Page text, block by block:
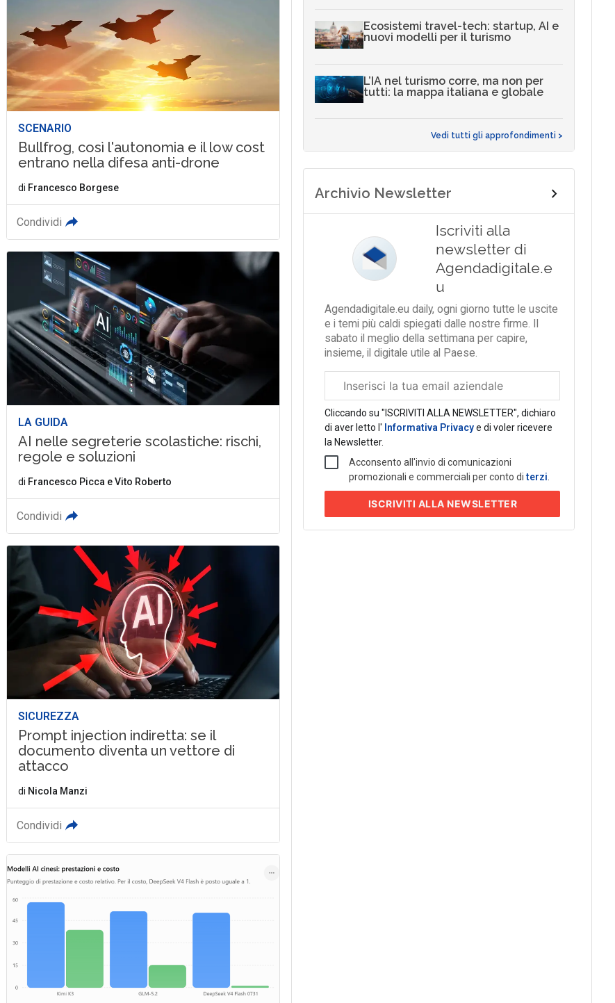
SCENARIO
Bullfrog, così l'autonomia e il low cost
entrano nella difesa anti-drone
di Francesco Borgese
Condividi
LA GUIDA
AI nelle segreterie scolastiche: rischi,
regole e soluzioni
di Francesco Picca eVito Roberto
Condividi
SICUREZZA
Prompt injection indiretta: se il
documento diventa un vettore di
attacco
di Nicola Manzi
Condividi
Ecosistemi travel-tech: startup, AI e
nuovi modelli per il turismo
L’IA nel turismo corre, ma non per
tutti: la mappa italiana e globale
Vedi tutti gli approfondimenti >
Archivio Newsletter
Iscriviti alla
newsletter di
Agendadigitale.e
u
Agendadigitale.eu daily, ogni giorno tutte le uscite
e i temi più caldi spiegati dalle nostre firme. Il
sabato il meglio della settimana per capire,
insieme, il digitale utile al Paese.
aziendale
Cliccando su "ISCRIVITI ALLA NEWSLETTER", dichiaro
di aver letto l' Informativa Privacye di voler ricevere
la Newsletter.
Acconsento all'invio di comunicazioni
promozionali e commerciali per conto diterzi.
ISCRIVITI ALLA NEWSLETTER